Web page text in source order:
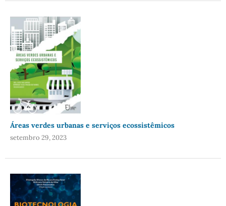
Áreas verdes urbanas e serviços ecossistêmicos
setembro 29, 2023